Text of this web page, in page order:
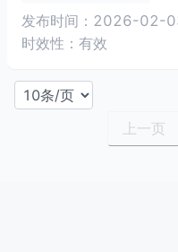
发布时间：2026-02-
时效性：有效
上一页